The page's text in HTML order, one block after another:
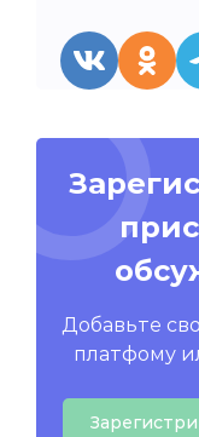
Добавьте
платфому